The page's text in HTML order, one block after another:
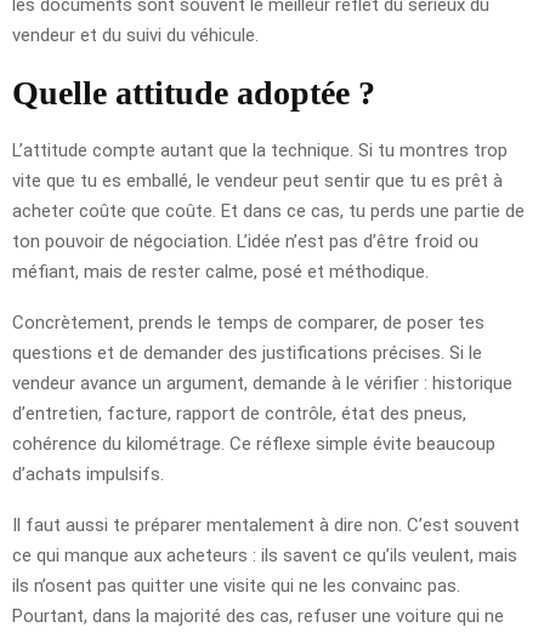
vendeur et du suivi du véhicule.
Quelle attitude adoptée ?
L’attitude compte autant que la technique. Si tu montres trop
vite que tu es emballé, le vendeur peut sentir que tu es prêt à
acheter coûte que coûte. Et dans ce cas, tu perds une partie de
ton pouvoir de négociation. L’idée n’est pas d’être froid ou
méfiant, mais de rester calme, posé et méthodique.
Concrètement, prends le temps de comparer, de poser tes
questions et de demander des justifications précises. Si le
vendeur avance un argument, demande à le vérifier : historique
d’entretien, facture, rapport de contrôle, état des pneus,
cohérence du kilométrage. Ce réflexe simple évite beaucoup
d’achats impulsifs.
Il faut aussi te préparer mentalement à dire non. C’est souvent
ce qui manque aux acheteurs : ils savent ce qu’ils veulent, mais
ils n’osent pas quitter une visite qui ne les convainc pas.
Pourtant, dans la majorité des cas, refuser une voiture qui ne